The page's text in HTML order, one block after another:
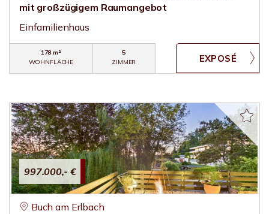
mit großzügigem Raumangebot
Einfamilienhaus
178 m²
WOHNFLÄCHE
5
ZIMMER
997.000,- €
Buch am Erlbach